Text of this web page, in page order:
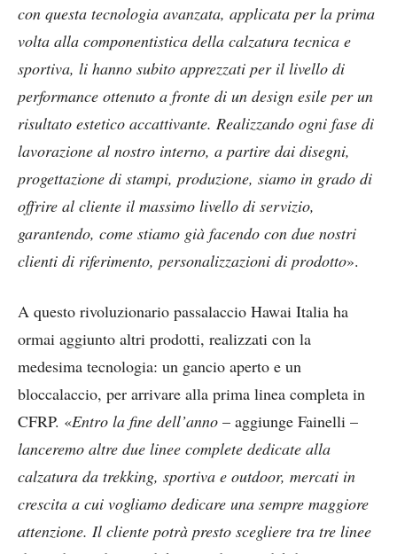
con questa tecnologia avanzata, applicata per la prima
volta alla componentistica della calzatura tecnica e
sportiva, li hanno subito apprezzati per il livello di
performance ottenuto a fronte di un design esile per un
risultato estetico accattivante. Realizzando ogni fase di
lavorazione al nostro interno, a partire dai disegni,
progettazione di stampi, produzione, siamo in grado di
offrire al cliente il massimo livello di servizio,
garantendo, come stiamo già facendo con due nostri
clienti di riferimento, personalizzazioni di prodotto».
A questo rivoluzionario passalaccio Hawai Italia ha
ormai aggiunto altri prodotti, realizzati con la
medesima tecnologia: un gancio aperto e un
bloccalaccio, per arrivare alla prima linea completa in
CFRP. «Entro la fine dell’anno – aggiunge Fainelli –
lanceremo altre due linee complete dedicate alla
calzatura da trekking, sportiva e outdoor, mercati in
crescita a cui vogliamo dedicare una sempre maggiore
attenzione. Il cliente potrà presto scegliere tra tre linee